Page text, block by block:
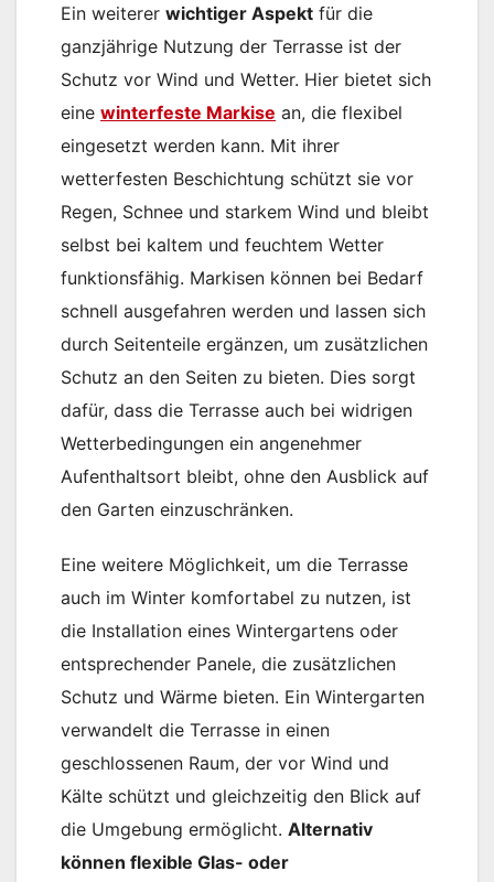
Ein weiterer wichtiger Aspekt für die
ganzjährige Nutzung der Terrasse ist der
Schutz vor Wind und Wetter. Hier bietet sich
eine winterfeste Markise an, die flexibel
eingesetzt werden kann. Mit ihrer
wetterfesten Beschichtung schützt sie vor
Regen, Schnee und starkem Wind und bleibt
selbst bei kaltem und feuchtem Wetter
funktionsfähig. Markisen können bei Bedarf
schnell ausgefahren werden und lassen sich
durch Seitenteile ergänzen, um zusätzlichen
Schutz an den Seiten zu bieten. Dies sorgt
dafür, dass die Terrasse auch bei widrigen
Wetterbedingungen ein angenehmer
Aufenthaltsort bleibt, ohne den Ausblick auf
den Garten einzuschränken.
Eine weitere Möglichkeit, um die Terrasse
auch im Winter komfortabel zu nutzen, ist
die Installation eines Wintergartens oder
entsprechender Panele, die zusätzlichen
Schutz und Wärme bieten. Ein Wintergarten
verwandelt die Terrasse in einen
geschlossenen Raum, der vor Wind und
Kälte schützt und gleichzeitig den Blick auf
die Umgebung ermöglicht. Alternativ
können flexible Glas- oder